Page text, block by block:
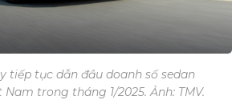
tiếp tục dẫn đầu doanh số sedan
trong tháng 1/2025. Ảnh: TMV.